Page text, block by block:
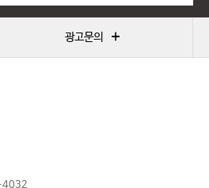
광고문의 +